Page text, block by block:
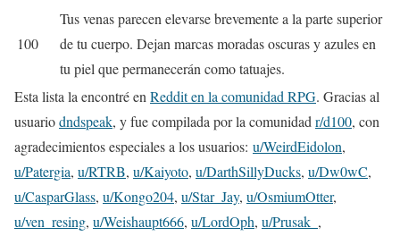
100
Tus venas parecen elevarse brevemente a la parte superior
de tu cuerpo. Dejan marcas moradas oscuras y azules en
tu piel que permanecerán como tatuajes.
Esta lista la encontré en Reddit en la comunidad RPG. Gracias al
usuariodndspeak, y fue compilada por la comunidad r/d100, con
agradecimientos especiales a los usuarios: u/WeirdEidolon,
u/Patergia, u/RTRB, u/Kaiyoto, u/DarthSillyDucks, u/Dw0wC,
u/CasparGlass, u/Kongo204, u/Star_Jay, u/OsmiumOtter,
u/ven_resing, u/Weishaupt666, u/LordOph, u/Prusak_ ,